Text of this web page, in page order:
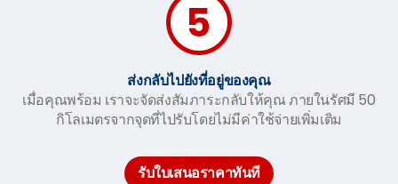
ส่งกลับไปยังที่อยู่ของคุณ
เมื่อคุณพร้อม เราจะจัดส่งสัมภาระกลับให้คุณ ภายในรัศมี 50
กิโลเมตรจากจุดที่ไปรับโดยไม่มีค่าใช้จ่ายเพิ่มเติม
รับใบเสนอราคาทันที